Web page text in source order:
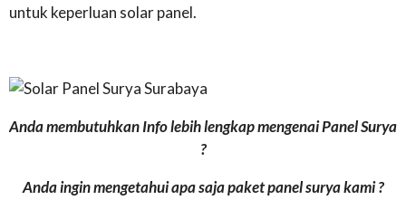
untuk keperluan solar panel.
Anda membutuhkan Info lebih lengkap mengenai Panel Surya
?
Anda ingin mengetahui apa saja paket panel surya kami ?